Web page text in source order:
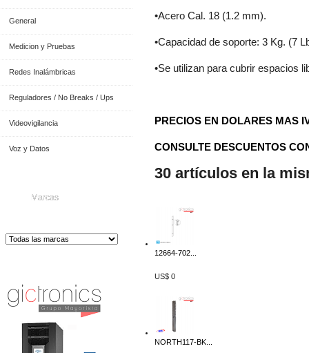
General
Medicion y Pruebas
Redes Inalámbricas
Reguladores / No Breaks / Ups
Videovigilancia
Voz y Datos
Marcas
•Acero Cal. 18 (1.2 mm).
•Capacidad de soporte: 3 Kg. (7
•Se utilizan para cubrir espacios
PRECIOS EN DOLARES MAS
CONSULTE DESCUENTOS
30 artículos en la
12664-702...
US$ 0
NORTH117-BK...